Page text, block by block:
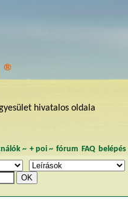
hivatalos oldala
~ + poi~ fórum FAQ belépés